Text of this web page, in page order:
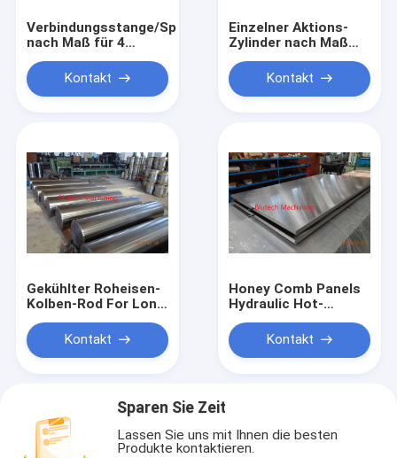
Verbindungsstange/Spalte
nach Maß für 4
Spaltenpressen
Kontakt
Einzelner Aktions-
Zylinder nach Maß
für hydraulische
Metalforming-Presse
Kontakt
Gekühlter Roheisen-
Kolben-Rod For Long
Stroke Single-
Aktions-Zylinder
nach Maß
Kontakt
Honey Comb Panels
Hydraulic Hot-
Presse-Platte
S355JR S275JR
Kontakt
Sparen Sie Zeit
Lassen Sie uns mit Ihnen die besten
Produkte kontaktieren.